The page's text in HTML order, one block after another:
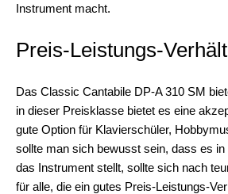
Instrument macht.
Preis-Leistungs-
Das Classic Cantabile DP-A 310 SM
in dieser Preisklasse bietet es eine
gute Option für Klavierschüler,
sollte man sich bewusst sein, dass es
das Instrument stellt, sollte sich nach
für alle, die ein gutes Preis-Leistungs-